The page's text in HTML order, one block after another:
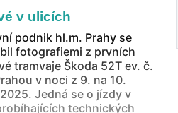
v ulicích
podnik hl.m. Prahy se
fotografiemi z prvních
tramvaje Škoda 52T ev. č.
v noci z 9. na 10.
Jedná se o jízdy v
technických